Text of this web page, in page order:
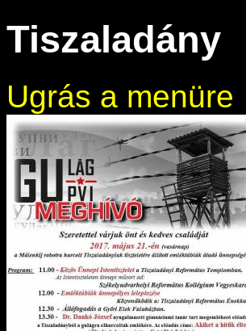
Tiszaladány
Ugrás a menüre